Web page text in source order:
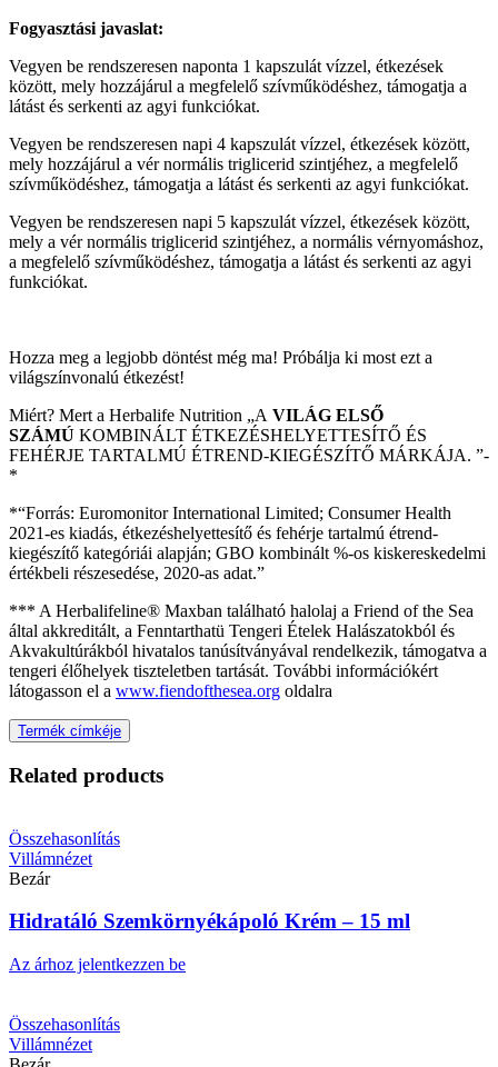
Fogyasztási javaslat:
Vegyen be rendszeresen naponta 1 kapszulát vízzel, étkezések
között, mely hozzájárul a megfelelő szívműködéshez, támogatja a
látást és serkenti az agyi funkciókat.
Vegyen be rendszeresen napi 4 kapszulát vízzel, étkezések között,
mely hozzájárul a vér normális triglicerid szintjéhez, a megfelelő
szívműködéshez, támogatja a látást és serkenti az agyi funkciókat.
Vegyen be rendszeresen napi 5 kapszulát vízzel, étkezések között,
mely a vér normális triglicerid szintjéhez, a normális vérnyomáshoz,
a megfelelő szívműködéshez, támogatja a látást és serkenti az agyi
funkciókat.
Hozza meg a legjobb döntést még ma! Próbálja ki most ezt a
világszínvonalú étkezést!
Miért? Mert a Herbalife Nutrition „A VILÁG ELSŐ
SZÁMÚ KOMBINÁLT ÉTKEZÉSHELYETTESÍTŐ ÉS
FEHÉRJE TARTALMÚ ÉTREND-KIEGÉSZÍTŐ MÁRKÁJA. ”­­
*
*“Forrás: Euromonitor International Limited; Consumer Health
2021-es kiadás, étkezéshelyettesítő és fehérje tartalmú étrend-
kiegészítő kategóriái alapján; GBO kombinált %-os kiskereskedelmi
értékbeli részesedése, 2020-as adat.”
*** A Herbalifeline® Maxban található halolaj a Friend of the Sea
által akkreditált, a Fenntarthatü Tengeri Ételek Halászatokból és
Akvakultúrákból hivatalos tanúsítványával rendelkezik, támogatva a
tengeri élőhelyek tiszteletben tartását. További információkért
látogasson el a www.fiendofthesea.org oldalra
Termék címkéje
Related products
Összehasonlítás
Villámnézet
Bezár
Hidratáló Szemkörnyékápoló Krém – 15 ml
Az árhoz jelentkezzen be
Összehasonlítás
Villámnézet